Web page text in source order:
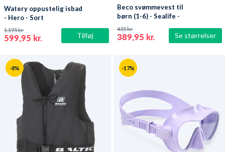
Tilføj
Watery oppustelig isbad
- Hero - Sort
599,95 kr.
1.195 kr.
Se størrelser
Beco svømmevest til
børn (1-6) - Sealife -
Lyseblå/grøn
389,95 kr.
435 kr.
-8% -17%